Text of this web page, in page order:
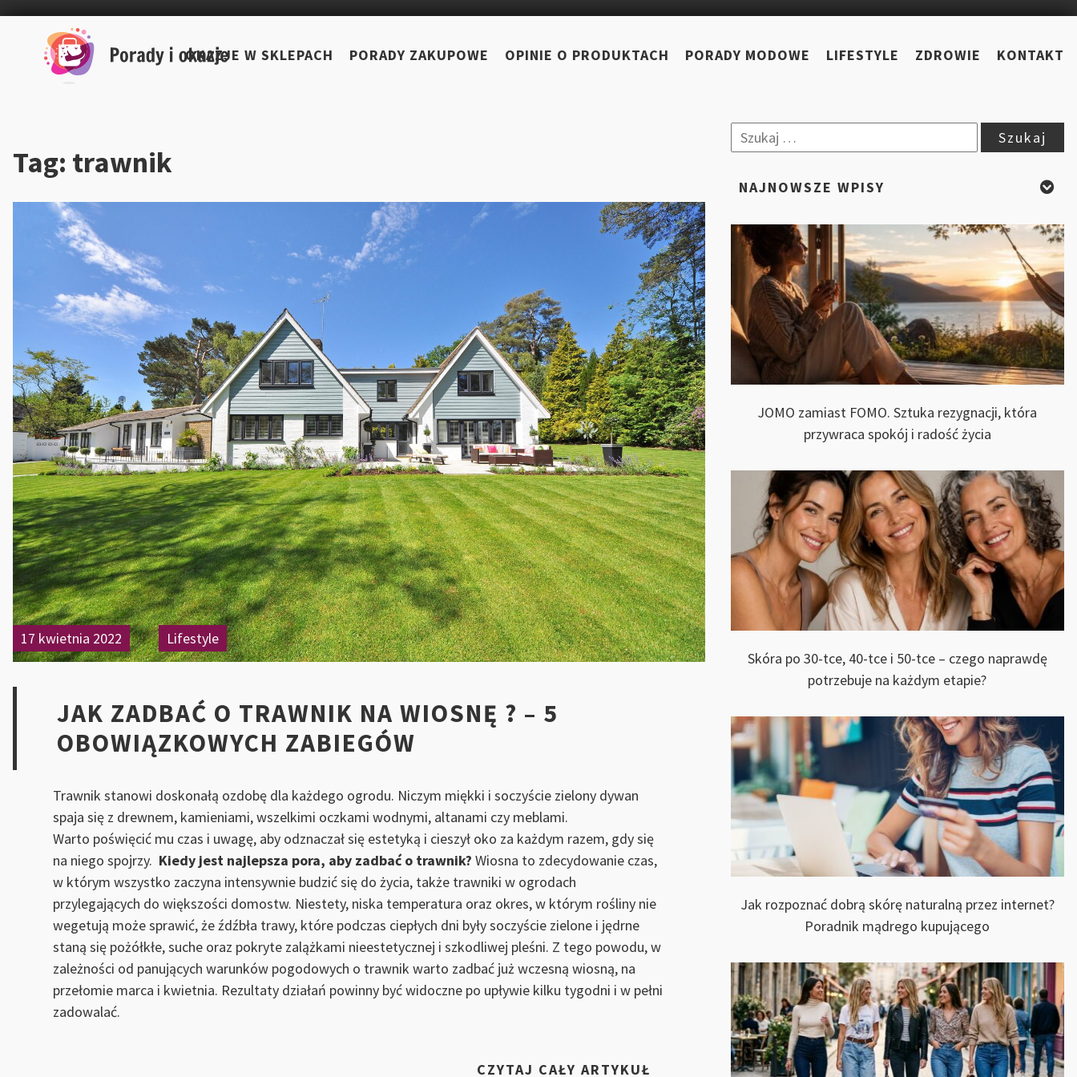
OKAZJE W SKLEPACH PORADY ZAKUPOWE OPINIE O PRODUKTACH PORADY MODOWE LIFESTYLE ZDROWIE KONTAKT
Tag: trawnik
17 kwietnia 2022 Lifestyle
JAK ZADBAĆ O TRAWNIK NA WIOSNĘ ? – 5
OBOWIĄZKOWYCH ZABIEGÓW
Trawnik stanowi doskonałą ozdobę dla każdego ogrodu. Niczym miękki i soczyście zielony dywan
spaja się z drewnem, kamieniami, wszelkimi oczkami wodnymi, altanami czy meblami.
Warto poświęcić mu czas i uwagę, aby odznaczał się estetyką i cieszył oko za każdym razem, gdy się
na niego spojrzy. Kiedy jest najlepsza pora, aby zadbać o trawnik? Wiosna to zdecydowanie czas,
w którym wszystko zaczyna intensywnie budzić się do życia, także trawniki w ogrodach
przylegających do większości domostw. Niestety, niska temperatura oraz okres, w którym rośliny nie
wegetują może sprawić, że źdźbła trawy, które podczas ciepłych dni były soczyście zielone i jędrne
staną się pożółkłe, suche oraz pokryte zalążkami nieestetycznej i szkodliwej pleśni. Z tego powodu, w
zależności od panujących warunków pogodowych o trawnik warto zadbać już wczesną wiosną, na
przełomie marca i kwietnia. Rezultaty działań powinny być widoczne po upływie kilku tygodni i w pełni
zadowalać.
CZYTAJ CAŁY ARTYKUŁ
Szukaj:
NAJNOWSZE WPISY
JOMO zamiast FOMO. Sztuka rezygnacji, która
przywraca spokój i radość życia
Skóra po 30-tce, 40-tce i 50-tce – czego naprawdę
potrzebuje na każdym etapie?
Jak rozpoznać dobrą skórę naturalną przez internet?
Poradnik mądrego kupującego